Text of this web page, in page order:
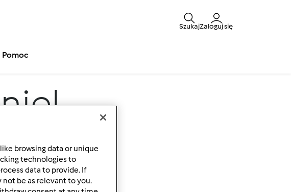
SzukajZaloguj się
Pomoc
browsing data or unique
technologies to
data to provide. If
not be as relevant to you.